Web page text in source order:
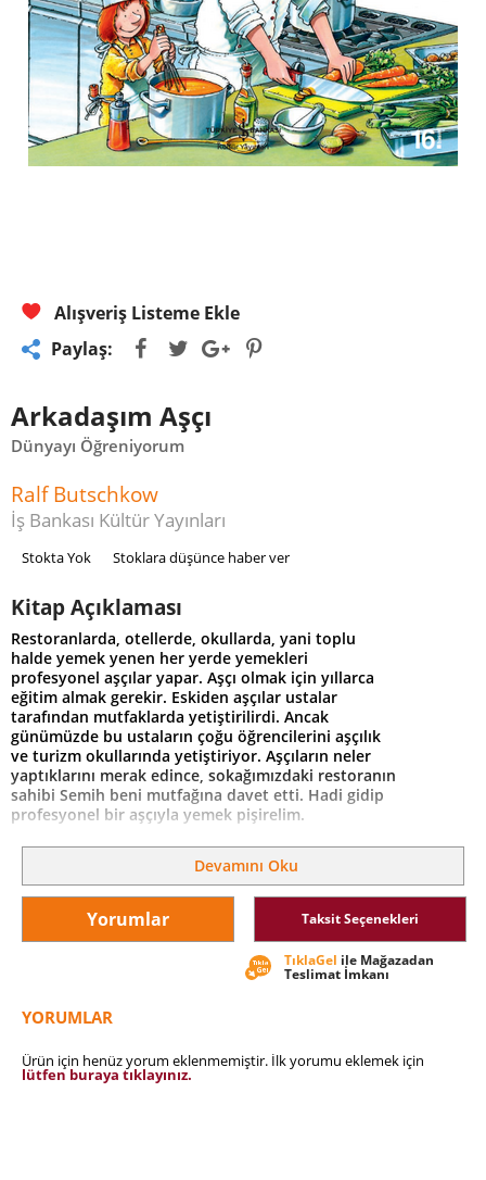
Alışveriş Listeme Ekle
Paylaş:
Arkadaşım Aşçı
Dünyayı Öğreniyorum
Ralf Butschkow
İş Bankası Kültür Yayınları
Stokta Yok Stoklara düşünce haber ver
Kitap Açıklaması
Restoranlarda, otellerde, okullarda, yani toplu
halde yemek yenen her yerde yemekleri
profesyonel aşçılar yapar. Aşçı olmak için yıllarca
eğitim almak gerekir. Eskiden aşçılar ustalar
tarafından mutfaklarda yetiştirilirdi. Ancak
günümüzde bu ustaların çoğu öğrencilerini aşçılık
ve turizm okullarında yetiştiriyor. Aşçıların neler
yaptıklarını merak edince, sokağımızdaki restoranın
sahibi Semih beni mutfağına davet etti. Hadi gidip
profesyonel bir aşçıyla yemek pişirelim.
Devamını Oku
Yorumlar Taksit Seçenekleri
TıklaGel ile Mağazadan
Teslimat İmkanı
YORUMLAR
Ürün için henüz yorum eklenmemiştir. İlk yorumu eklemek için
lütfen buraya tıklayınız.